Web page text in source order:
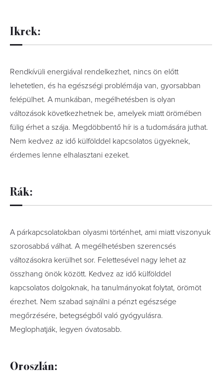
Ikrek:
Rendkívüli energiával rendelkezhet, nincs ön előtt
lehetetlen, és ha egészségi problémája van, gyorsabban
felépülhet. A munkában, megélhetésben is olyan
változások következhetnek be, amelyek miatt örömében
fülig érhet a szája. Megdöbbentő hír is a tudomására juthat.
Nem kedvez az idő külfölddel kapcsolatos ügyeknek,
érdemes lenne elhalasztani ezeket.
Rák:
A párkapcsolatokban olyasmi történhet, ami miatt viszonyuk
szorosabbá válhat. A megélhetésben szerencsés
változásokra kerülhet sor. Felettesével nagy lehet az
összhang önök között. Kedvez az idő külfölddel
kapcsolatos dolgoknak, ha tanulmányokat folytat, örömöt
érezhet. Nem szabad sajnálni a pénzt egészsége
megőrzésére, betegségből való gyógyulásra.
Meglophatják, legyen óvatosabb.
Oroszlán: